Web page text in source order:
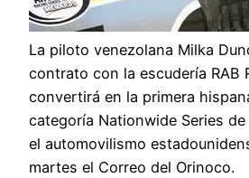
La piloto venezolana Milka
contrato con la escudería RAB
convertirá en la primera
categoría Nationwide Series
el automovilismo
martes el Correo del Orinoco.